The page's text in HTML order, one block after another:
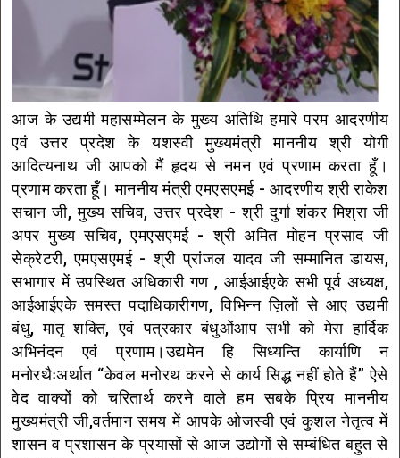
आज के उद्यमी महासम्मेलन के मुख्य अतिथि हमारे परम आदरणीय
एवं उत्तर प्रदेश के यशस्वी मुख्यमंत्री माननीय श्री योगी
आदित्यनाथ जी आपको मैं हृदय से नमन एवं प्रणाम करता हूँ।
प्रणाम करता हूँ। माननीय मंत्री एमएसएमई - आदरणीय श्री राकेश
सचान जी, मुख्य सचिव, उत्तर प्रदेश - श्री दुर्गा शंकर मिश्रा जी
अपर मुख्य सचिव, एमएसएमई - श्री अमित मोहन प्रसाद जी
सेक्रेटरी, एमएसएमई - श्री प्रांजल यादव जी सम्मानित डायस,
सभागार में उपस्थित अधिकारी गण , आईआईएके सभी पूर्व अध्यक्ष,
आईआईएके समस्त पदाधिकारीगण, विभिन्न ज़िलों से आए उद्यमी
बंधु, मातृ शक्ति, एवं पत्रकार बंधुओंआप सभी को मेरा हार्दिक
अभिनंदन एवं प्रणाम।उद्यमेन हि सिध्यन्ति कार्याणि न
मनोरथैःअर्थात “केवल मनोरथ करने से कार्य सिद्ध नहीं होते हैं” ऐसे
वेद वाक्यों को चरितार्थ करने वाले हम सबके प्रिय माननीय
मुख्यमंत्री जी,वर्तमान समय में आपके ओजस्वी एवं कुशल नेतृत्व में
शासन व प्रशासन के प्रयासों से आज उद्योगों से सम्बंधित बहुत से